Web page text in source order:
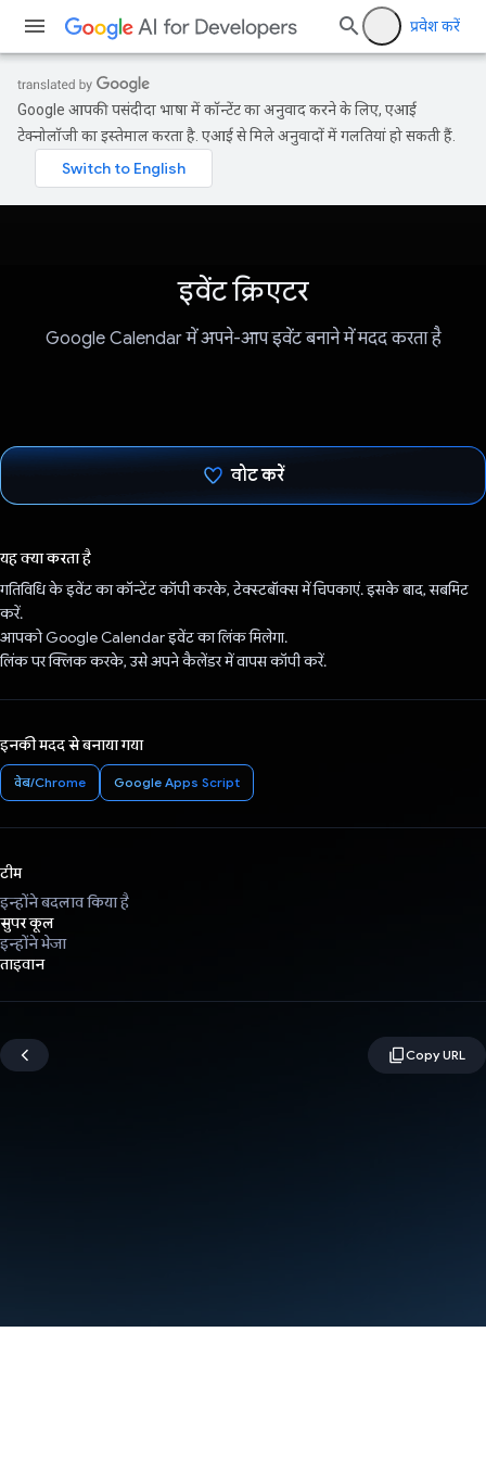
प्रवेश करें
Google आपकी पसंदीदा भाषा में कॉन्टेंट का अनुवाद करने के लिए, एआई
टेक्नोलॉजी का इस्तेमाल करता है. एआई से मिले अनुवादों में गलतियां हो सकती हैं.
इवेंट क्रिएटर
Google Calendar में अपने-आप इवेंट बनाने में मदद करता है
वोट करें
यह क्या करता है
गतिविधि के इवेंट का कॉन्टेंट कॉपी करके, टेक्स्टबॉक्स में चिपकाएं. इसके बाद, सबमिट
करें.
आपको Google Calendar इवेंट का लिंक मिलेगा.
लिंक पर क्लिक करके, उसे अपने कैलेंडर में वापस कॉपी करें.
इनकी मदद से बनाया गया
वेब/Chrome Google Apps Script
टीम
इन्होंने बदलाव किया है
सुपर कूल
इन्होंने भेजा
ताइवान